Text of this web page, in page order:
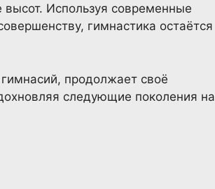
Используя современные
гимнастика остаётся
продолжает своё
следующие поколения на